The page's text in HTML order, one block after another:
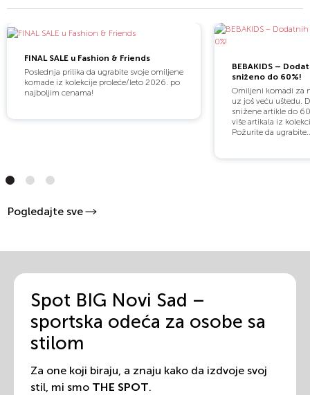
FINAL SALE u Fashion & Friends
Poslednja prilika da ugrabite svoje omiljene
komade iz kolekcije proleće/leto 2026. po
najboljim cenama!
BEBAKIDS –
sniženo do 60%!
Omiljeni komadi za
uz još veću uštedu.
snižene artikle do
više artikala iz
Požurite da
Pogledajte sve
Spot BIG Novi Sad –
sportska odeća za osobe sa
stilom
Za one koji biraju, a znaju kako da izdvoje svoj
stil, mi smo THE SPOT.